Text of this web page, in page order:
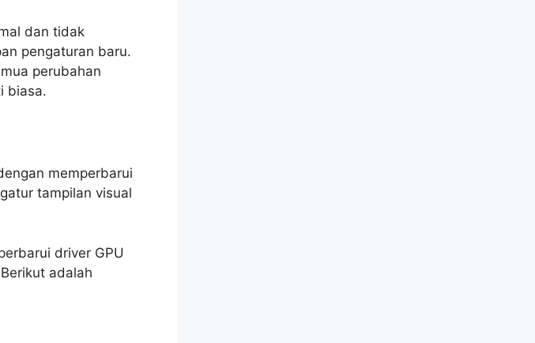
dan tidak
pengaturan baru.
perubahan
biasa.
memperbarui
tampilan visual
driver GPU
adalah